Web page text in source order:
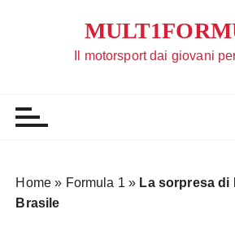
Il motorsport dai giovani
Home » Formula 1 » La sorpresa di
Brasile